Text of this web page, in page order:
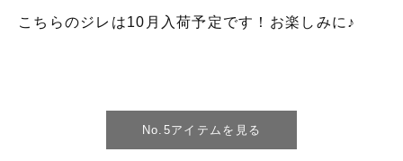
こちらのジレは10月入荷予定です！お楽しみに♪
No.5アイテムを見る